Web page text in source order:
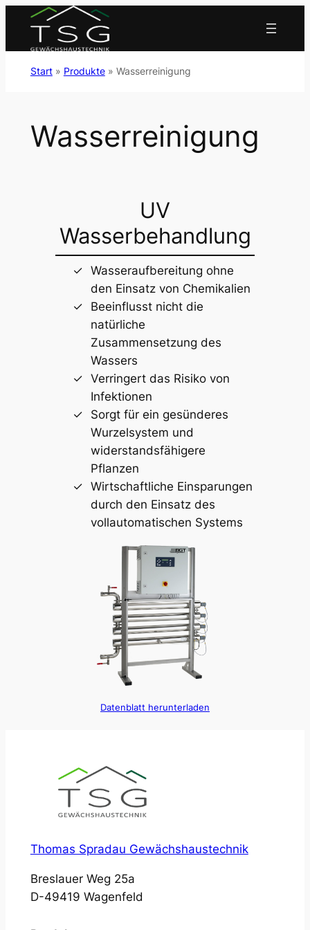
Inhalt
springen
Start» Produkte» Wasserreinigung
Wasserreinigung
UV
Wasserbehandlung
Wasseraufbereitung ohne
den Einsatz von Chemikalien
Beeinflusst nicht die
natürliche
Zusammensetzung des
Wassers
Verringert das Risiko von
Infektionen
Sorgt für ein gesünderes
Wurzelsystem und
widerstandsfähigere
Pflanzen
Wirtschaftliche Einsparungen
durch den Einsatz des
vollautomatischen Systems
Datenblatt herunterladen
Thomas Spradau Gewächshaustechnik
Breslauer Weg 25a
D-49419 Wagenfeld